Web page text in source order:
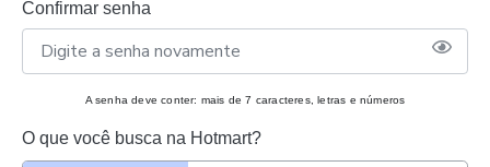
Confirmar senha
A senha deve conter: mais de 7 caracteres, letras e números
O que você busca na Hotmart?